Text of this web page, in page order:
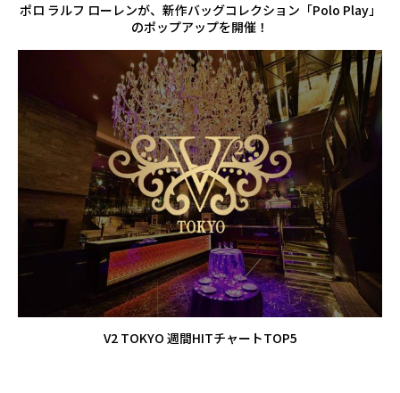
ポロ ラルフ ローレンが、新作バッグコレクション「Polo Play」
のポップアップを開催！
V2 TOKYO 週間HITチャートTOP5